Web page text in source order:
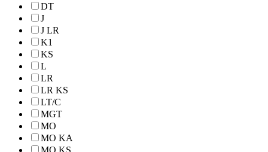
DT
J
J LR
K1
KS
L
LR
LR KS
LT/C
MGT
MO
MO KA
MO KS